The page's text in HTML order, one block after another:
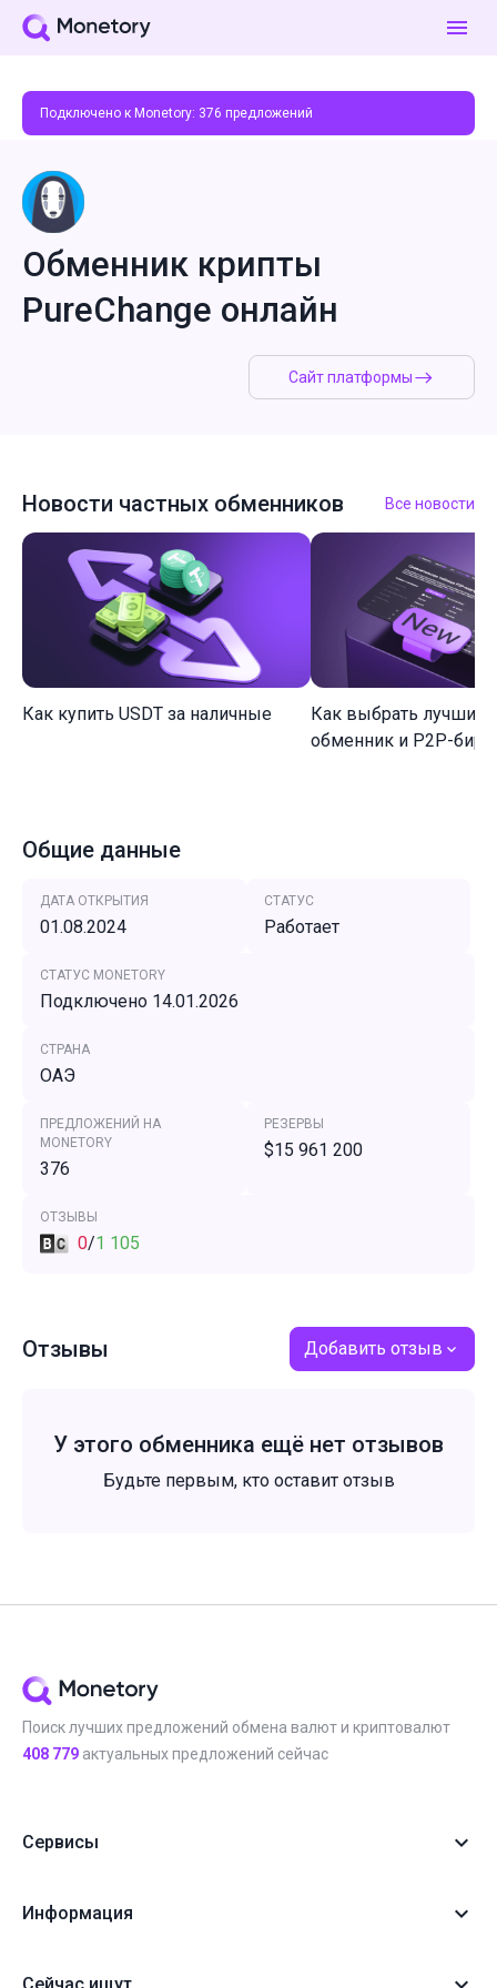
Подключено к Monetory: 376 предложений
Сайт платформы
Обменник крипты
PureChange онлайн
Новости частных обменников Все новости
Как купить USDT за наличные
Как выбрать лучший
обменник и P2P-
Общие данные
ДАТА ОТКРЫТИЯ
01.08.2024
СТАТУС
Работает
СТАТУС MONETORY
Подключено 14.01.2026
СТРАНА
ОАЭ
ПРЕДЛОЖЕНИЙ НА
MONETORY
376
РЕЗЕРВЫ
$15 961 200
ОТЗЫВЫ
0/1 105
Отзывы Добавить отзыв
У этого обменника ещё нет отзывов
Будьте первым, кто оставит отзыв
Поиск лучших предложений обмена валют и криптовалют
408 779 актуальных предложений сейчас
Сервисы
Информация